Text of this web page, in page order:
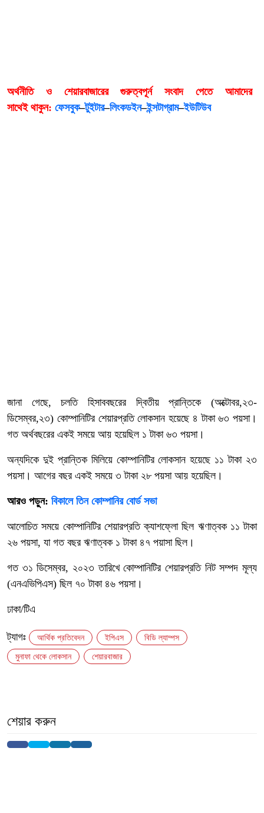
অর্থনীতি ও শেয়ারবাজারের গুরুত্বপূর্ন সংবাদ পেতে আমাদের
সাথেই থাকুন: ফেসবুক–টুইটার–লিংকডইন–ইন্সটাগ্রাম–ইউটিউব
জানা গেছে, চলতি হিসাববছরের দ্বিতীয় প্রান্তিকে (অক্টোবর,২৩-
ডিসেম্বর,২৩) কোম্পানিটির শেয়ারপ্রতি লোকসান হয়েছে ৪ টাকা ৬৩ পয়সা।
গত অর্থবছরের একই সময়ে আয় হয়েছিল ১ টাকা ৬৩ পয়সা।
অন্যদিকে দুই প্রান্তিক মিলিয়ে কোম্পানিটির লোকসান হয়েছে ১১ টাকা ২৩
পয়সা। আগের বছর একই সময়ে ৩ টাকা ২৮ পয়সা আয় হয়েছিল।
আরও পড়ুন: বিকালে তিন কোম্পানির বোর্ড সভা
আলোচিত সময়ে কোম্পানিটির শেয়ারপ্রতি ক্যাশফ্লো ছিল ঋণাত্বক ১১ টাকা
২৬ পয়সা, যা গত বছর ঋণাত্বক ১ টাকা ৪৭ পয়াসা ছিল।
গত ৩১ ডিসেম্বর, ২০২৩ তারিখে কোম্পানিটির শেয়ারপ্রতি নিট সম্পদ মূল্য
(এনএভিপিএস) ছিল ৭০ টাকা ৪৬ পয়সা।
ঢাকা/টিএ
ট্যাগঃ আর্থিক প্রতিবেদন ইপিএস বিডি ল্যাম্পস
‍মুনাফা থেকে লোকসান শেয়ারবাজার
শেয়ার করুন